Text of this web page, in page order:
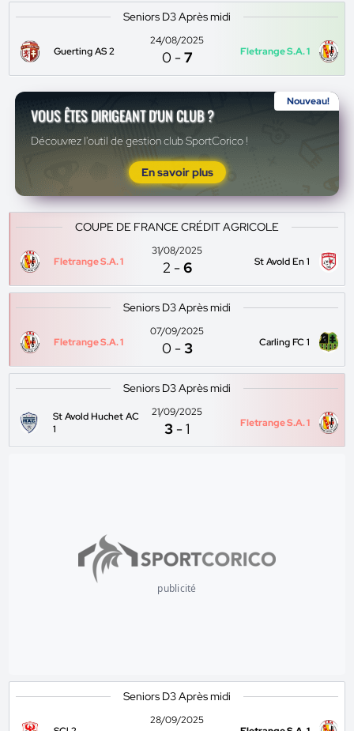
Seniors D3 Après midi
Guerting AS 2
24/08/2025
0 -7 Fletrange S.A. 1
Nouveau!
VOUS ÊTES DIRIGEANT D'UN CLUB ?
Découvrez l'outil de gestion club SportCorico !
En savoir plus
COUPE DE FRANCE CRÉDIT AGRICOLE
Fletrange S.A. 1
31/08/2025
2 -6 St Avold En 1
Seniors D3 Après midi
Fletrange S.A. 1
07/09/2025
0 -3 Carling FC 1
Seniors D3 Après midi
St Avold Huchet AC
1
21/09/2025
3 -1 Fletrange S.A. 1
publicité
Seniors D3 Après midi
28/09/2025